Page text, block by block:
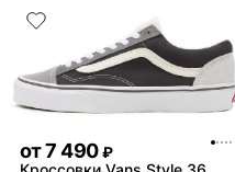
от7 490 ₽